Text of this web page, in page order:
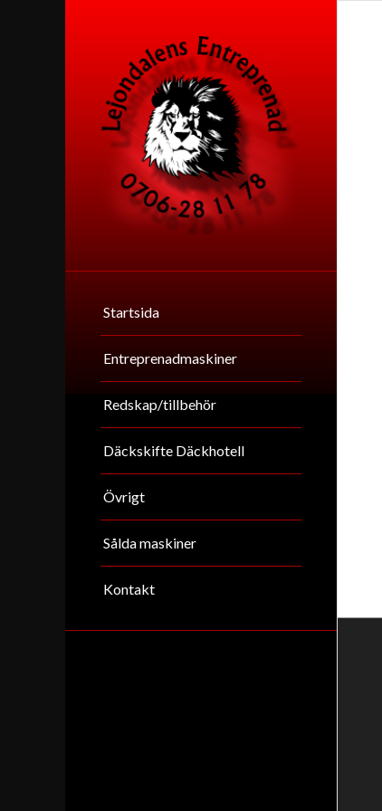
Startsida
Entreprenadmaskiner
Redskap/tillbehör
Däckskifte Däckhotell
Övrigt
Sålda maskiner
Kontakt